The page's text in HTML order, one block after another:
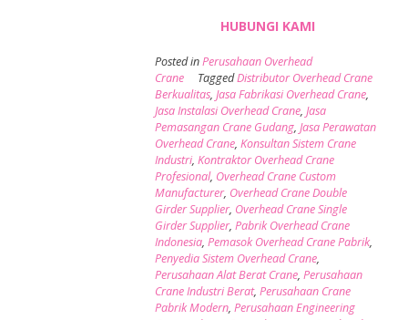
HUBUNGI KAMI
Posted inPerusahaan Overhead
Crane
TaggedDistributor Overhead Crane
Berkualitas, Jasa Fabrikasi Overhead Crane,
Jasa Instalasi Overhead Crane, Jasa
Pemasangan Crane Gudang, Jasa Perawatan
Overhead Crane, Konsultan Sistem Crane
Industri, Kontraktor Overhead Crane
Profesional, Overhead Crane Custom
Manufacturer, Overhead Crane Double
Girder Supplier, Overhead Crane Single
Girder Supplier, Pabrik Overhead Crane
Indonesia, Pemasok Overhead Crane Pabrik,
Penyedia Sistem Overhead Crane,
Perusahaan Alat Berat Crane, Perusahaan
Crane Industri Berat, Perusahaan Crane
Pabrik Modern, Perusahaan Engineering